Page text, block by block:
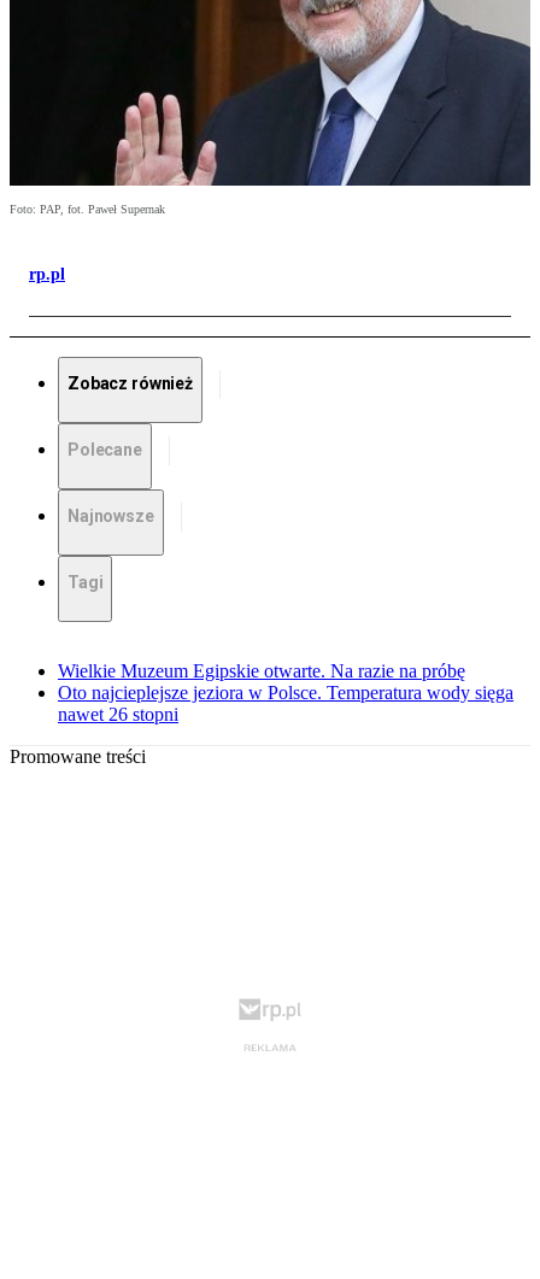
Foto: PAP, fot. Paweł Supernak
rp.pl
Zobacz również
Polecane
Najnowsze
Tagi
Wielkie Muzeum Egipskie otwarte. Na razie na próbę
Oto najcieplejsze jeziora w Polsce. Temperatura wody sięga
nawet 26 stopni
Promowane treści